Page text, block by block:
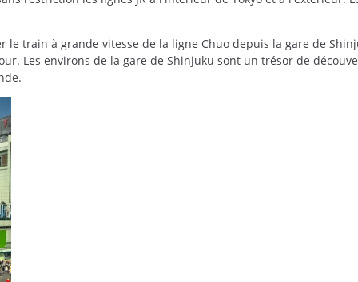
train à grande vitesse de la ligne Chuo depuis la gare de
Les environs de la gare de Shinjuku sont un trésor de